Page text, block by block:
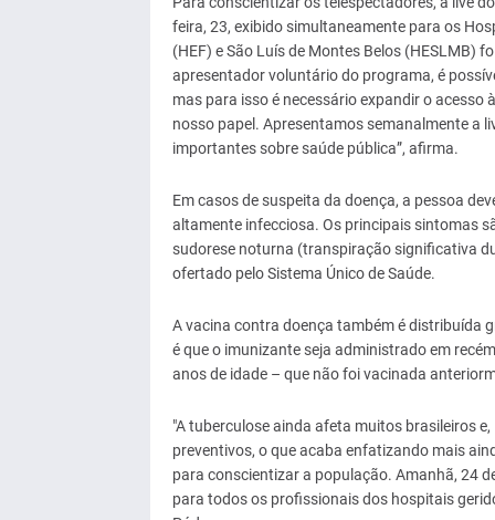
feira, 23, exibido simultaneamente para os
(HEF) e São Luís de Montes Belos (HESLMB)
apresentador voluntário do programa, é
mas para isso é necessário expandir o acesso
nosso papel. Apresentamos semanalmente a
importantes sobre saúde pública”, afirma.
Em casos de suspeita da doença, a pessoa
altamente infecciosa. Os principais sintomas
sudorese noturna (transpiração significativa
ofertado pelo Sistema Único de Saúde.
A vacina contra doença também é distribuída
é que o imunizante seja administrado em
anos de idade – que não foi vacinada
"A tuberculose ainda afeta muitos brasileiros
preventivos, o que acaba enfatizando mais
para conscientizar a população. Amanhã, 24
para todos os profissionais dos hospitais